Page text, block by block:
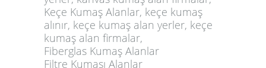
Keçe Kumaş Alanlar, keçe kumaş
alınır, keçe kumaş alan yerler, keçe
kumaş alan firmalar,
Fiberglas Kumaş Alanlar
Filtre Kumaşı Alanlar